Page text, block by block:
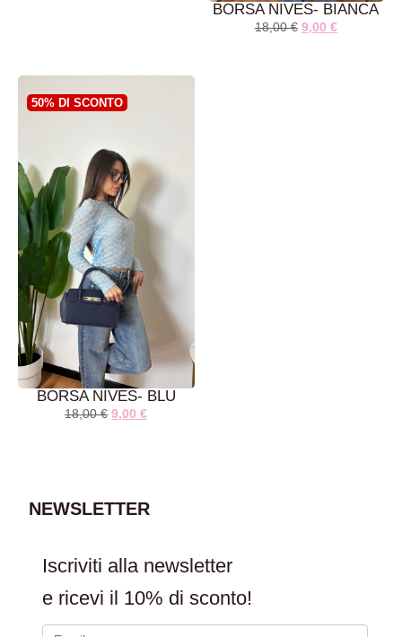
BORSA NIVES- BIANCA
18,00€ 9,00 €
50% DI SCONTO
BORSA NIVES- BLU
18,00€ 9,00€
NEWSLETTER
Iscriviti alla newsletter
e ricevi il 10% di sconto!